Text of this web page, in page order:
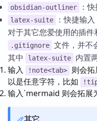
obsidian-outliner ：
latex-suite
：快捷输
对于其它您爱使用的插
.gitignore 文件，并不
其中
latex-suite
内置
输入
!note<tab>
则会
以是任意字符，比如
输入`mermaid 则会拓展